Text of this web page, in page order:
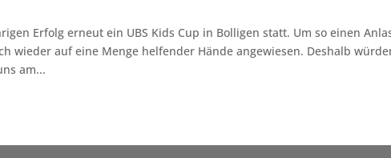
Erfolg erneut ein UBS Kids Cup in Bolligen statt. Um so einen
wieder auf eine Menge helfender Hände angewiesen. Deshalb
am...